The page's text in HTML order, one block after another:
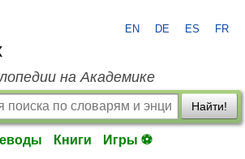
EN DE ES FR
на Академике
Найти!
Книги Игры ⚽